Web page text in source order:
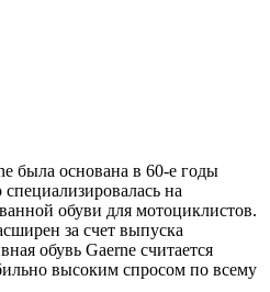
была основана в 60-е годы
на
обуви для мотоциклистов.
за счет выпуска
обувь Gaerne считается
высоким спросом по всему